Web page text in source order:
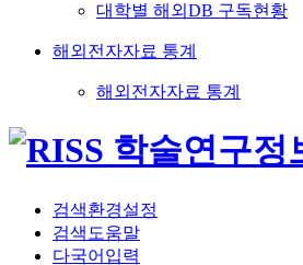
대학별 해외DB 구독현황
해외전자자료 통계
해외전자자료 통계
검색환경설정
검색도움말
다국어입력